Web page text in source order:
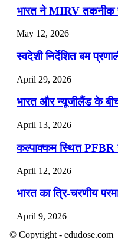
भारत ने MIRV तकनीक
May 12, 2026
स्वदेशी निर्देशित बम
April 29, 2026
भारत और न्यूजीलैंड के
April 13, 2026
कल्पाक्कम स्थित PFBR ने
April 12, 2026
भारत का त्रि-चरणीय
April 9, 2026
नासा का आर्टेमिस-2
© Copyright - edudose.com